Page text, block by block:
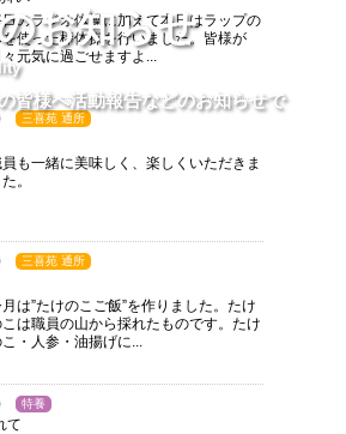
お知らせ
皆様へ活動報告などのお知らせで
のラジオ体操に加えて本日はラップの
使った棒体操を行いました。皆様が
々元気に過ごせますよ...
三喜苑 通所
も一緒に美味しく、楽しくいただきま
。
三喜苑 通所
は”たけのこご飯”を作りました。たけ
は職員の山から採れたものです。たけ
・人参・油揚げに...
特養
て